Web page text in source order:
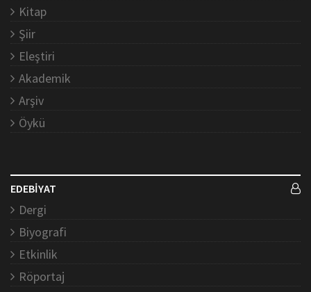
Kitap
Şiir
Eleştiri
Akademik
Arşiv
Öykü
EDEBİYAT
Dergi
Biyografi
Etkinlik
Röportaj